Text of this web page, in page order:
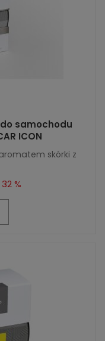
samochodu
ICON
skórki z
%